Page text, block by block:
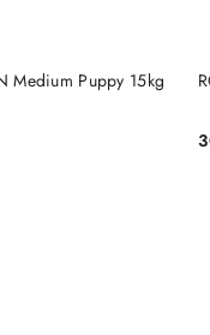
Medium Puppy 15kg
DO KOSZYKA